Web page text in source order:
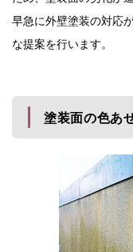
早急に外壁塗装の対応
な提案を行います。
塗装面の色あ